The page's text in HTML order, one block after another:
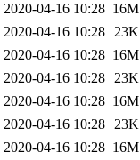
2020-04-16 10:28 16M
2020-04-16 10:28 23K
2020-04-16 10:28 16M
2020-04-16 10:28 23K
2020-04-16 10:28 16M
2020-04-16 10:28 23K
2020-04-16 10:28 16M